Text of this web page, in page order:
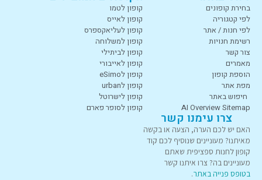
בחירת קופונים
לפי קטגוריה
לפי חנות / אתר
רשימת חנויות
צור קשר
מאמרים
הוספת קופון
מפת אתר
חיפוש באתר
AI Overview Sitemap
קופון לטמו
קופון לאייס
קופון לעליאקספרס
קופון למשלוחה
קופון לביתילי
קופון לאייבורי
קופון לeSimo
קופון לurban
קופון לישרוטל
קופון לסופר פארם
צרו עימנו קשר
האם יש לכם הערה, הצעה או בקשה
מאיתנו? מעוניינים שנוסיף לכם קוד
קופון לחנות ספציפית שאתם
מעוניינים בה? צרו איתנו קשר
בטופס פנייה באתר.